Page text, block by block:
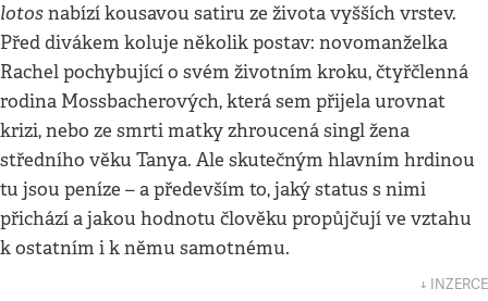
lotosnabízí kousavou satiru ze života vyšších vrstev.
Před divákem koluje několik postav: novomanželka
Rachel pochybující o svém životním kroku, čtyřčlenná
rodina Mossbacherových, která sem přijela urovnat
krizi, nebo ze smrti matky zhroucená singl žena
středního věku Tanya. Ale skutečným hlavním hrdinou
tu jsou peníze – a především to, jaký status s nimi
přichází a jakou hodnotu člověku propůjčují ve vztahu
k ostatním i k němu samotnému.
↓ INZERCE